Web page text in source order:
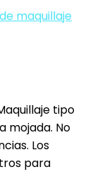
maquillaje
tipo
mojada. No
Los
para